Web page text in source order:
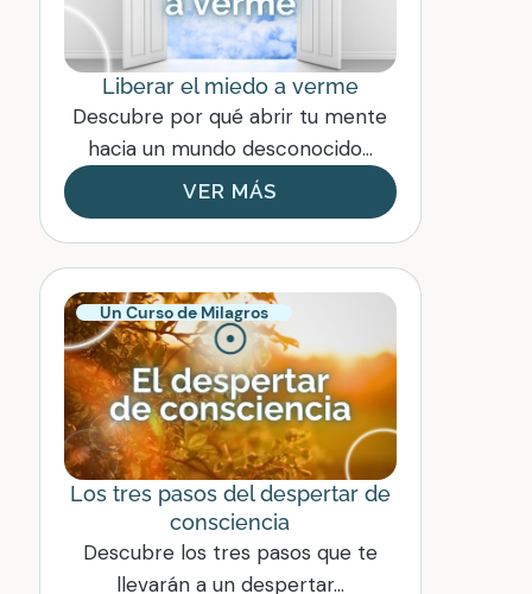
Liberar el miedo a verme
Descubre por qué abrir tu mente
hacia un mundo desconocido...
VER MÁS
Un Curso de Milagros
Los tres pasos del despertar de
consciencia
Descubre los tres pasos que te
llevarán a un despertar...